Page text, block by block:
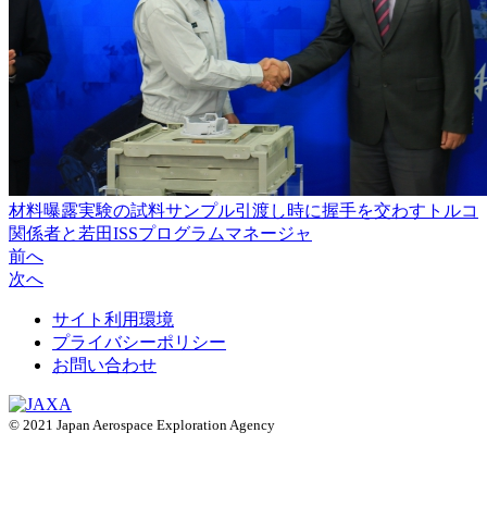
材料曝露実験の試料サンプル引渡し時に握手を交わすトルコ
関係者と若田ISSプログラムマネージャ
前へ
次へ
サイト利用環境
プライバシーポリシー
お問い合わせ
© 2021 Japan Aerospace Exploration Agency